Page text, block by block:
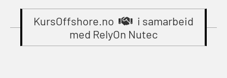
Breathing System (CA-EBS) Initial
Deployment (OBS119)
Compressed Air Emergency
sikkerhetskurs for offiserer
(MBSBLE024)
STCW Oppdatering videregående
Grunnkurs Industrivern (LSC115)
Grunnkurs Røykdykking Industrivern
KursOffshore.no
i samarbeid
med RelyOn Nutec